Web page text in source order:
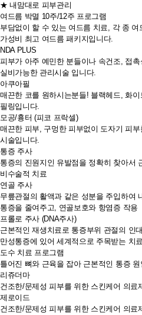
★ 내맘대로 피부관리
여드름 박멸 10주/12주 프로그램
부담없이 할 수 있는 여드름 치료, 각 종
가성비 최고 여드름 패키지입니다.
NDA PLUS
피부가 아주 예민한 분들이나 속건조, 접
실비가능한 관리시술 입니다.
아쿠아필
매끈한 코를 원하시는분들! 블랙헤드, 화
필링입니다.
모공/흉터 (피코 프락셀)
매끈한 피부, 구멍한 피부없이 도자기 피
시술입니다.
통증 주사
통증의 진원지인 유발점을 정확히 찾아서
비수술적 치료
연골 주사
무릎관절의 활액과 같은 성분을 주입하여
통증을 줄여주고, 연골보호와 항염증 작용
프롤로 주사 (DNA주사)
근본적인 재생치료로 통증부위 관절의 인
만성통증에 있어 세계적으로 주목받는 치
도수 치료 프로그램
틀어진 뼈와 근육을 잡아 근본적인 통증 원
리쥬더마
건조한/문제성 피부를 위한 스킨케어 의료
제로이드
건조한/문제성 피부를 위한 스킨케어 의료